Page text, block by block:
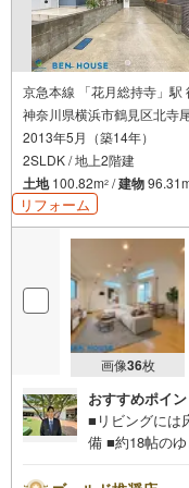
京急本線 「花月総持寺」駅
神奈川県横浜市鶴見区北寺
2013年5月（築14年）
2SLDK / 地上2階建
土地100.82m2 /建物
リフォーム
画像36枚
おすすめポイン
■リビングには
備 ■約18帖の